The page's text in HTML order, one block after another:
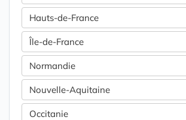
Hauts-de-France
Île-de-France
Normandie
Nouvelle-Aquitaine
Occitanie